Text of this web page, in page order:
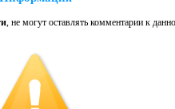
, не могут оставлять комментарии к